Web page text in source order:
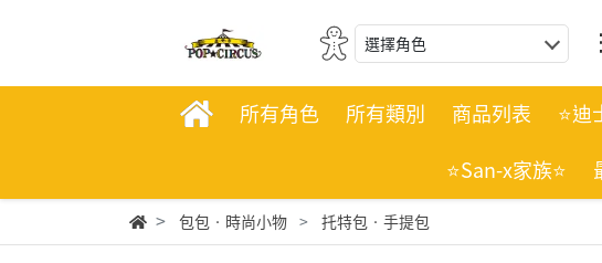
選擇角色
所有角色 所有類別 商品列表 ⭐迪
⭐San-x家族⭐
包包‧時尚小物 托特包‧手提包